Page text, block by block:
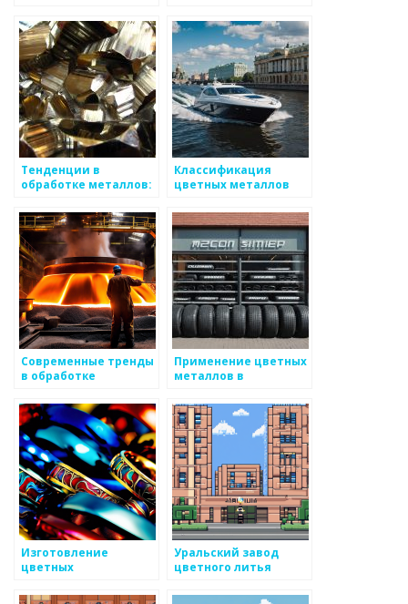
цветных металлов
экологические
последствия
Тенденции в
обработке металлов:
направления
Классификация
цветных металлов
Современные тренды
в обработке
Применение цветных
металлов в
Изготовление
цветных
сплавов
Уральский завод
цветного литья